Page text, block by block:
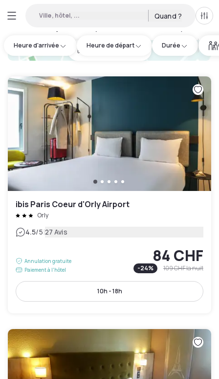
Ville, hôtel, ... Quand ?
Heure d'arrivée Heure de départ Durée
hotel.cta.view_map
ibis Paris Coeur d'Orly Airport
Orly
4.5/5|27 Avis
Annulation gratuite
Paiement à l'hôtel
84 CHF
-24% 109 CHFla nuit
10h - 18h